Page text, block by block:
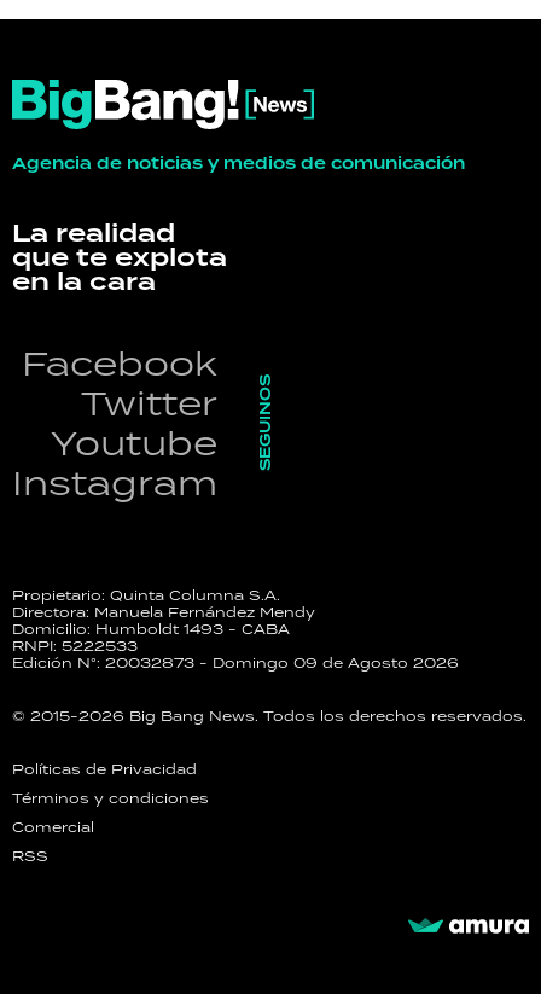
Agencia de noticias y medios de comunicación
La realidad
que te explota
en la cara
Facebook
Twitter
Youtube
Instagram
SEGUINOS
Propietario: Quinta Columna S.A.
Directora: Manuela Fernández Mendy
Domicilio: Humboldt 1493 - CABA
RNPI: 5222533
Edición N°: 20032873 - Domingo 09 de Agosto 2026
© 2015-2026 Big Bang News. Todos los derechos reservados.
Políticas de Privacidad
Términos y condiciones
Comercial
RSS